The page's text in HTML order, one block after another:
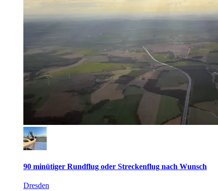
90 minütiger Rundflug oder Streckenflug nach Wunsch
Dresden